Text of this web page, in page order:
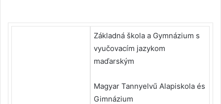
Základná škola a Gymnázium s
vyučovacím jazykom
maďarským
Magyar Tannyelvű Alapiskola és
Gimnázium